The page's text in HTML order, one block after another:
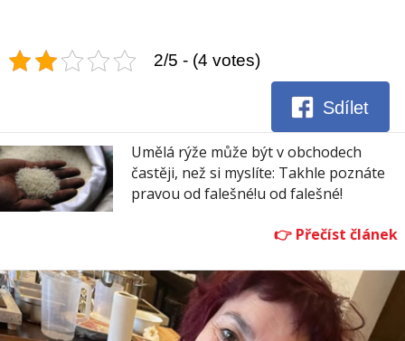
2/5 - (4 votes)
Sdílet
Umělá rýže může být v obchodech
častěji, než si myslíte: Takhle poznáte
pravou od falešné!u od falešné!